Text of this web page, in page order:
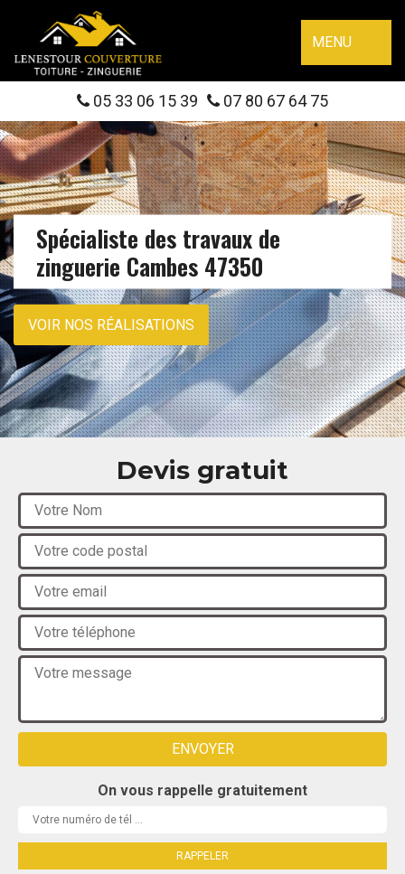
MENU
05 33 06 15 39 07 80 67 64 75
Spécialiste des travaux de
zinguerie Cambes 47350
VOIR NOS RÉALISATIONS
Devis gratuit
On vous rappelle gratuitement